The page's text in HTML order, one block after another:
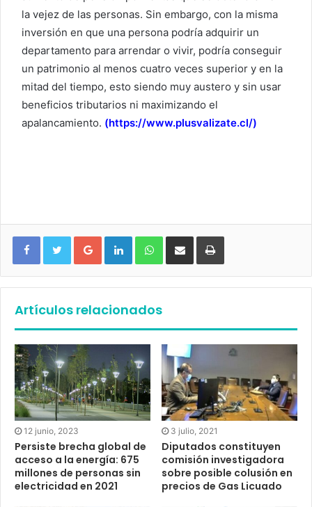
la vejez de las personas. Sin embargo, con la misma
inversión en que una persona podría adquirir un
departamento para arrendar o vivir, podría conseguir
un patrimonio al menos cuatro veces superior y en la
mitad del tiempo, esto siendo muy austero y sin usar
beneficios tributarios ni maximizando el
apalancamiento. (https://www.plusvalizate.cl/)
Google+ LinkedIn WhatsApp
Artículos relacionados
12 junio, 2023
Persiste brecha global de
acceso a la energía: 675
millones de personas sin
electricidad en 2021
3 julio, 2021
Diputados constituyen
comisión investigadora
sobre posible colusión en
precios de Gas Licuado